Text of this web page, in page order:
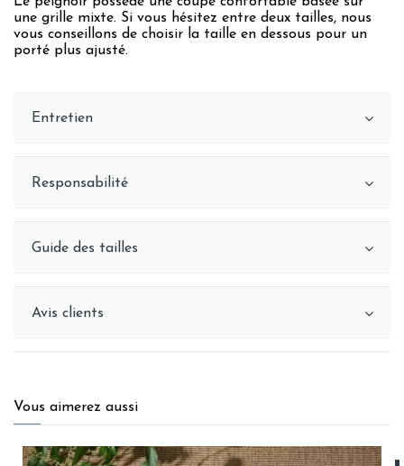
une grille mixte. Si vous hésitez entre deux tailles, nous
vous conseillons de choisir la taille en dessous pour un
porté plus ajusté.
Entretien
Responsabilité
Guide des tailles
Avis clients
Vous aimerez aussi